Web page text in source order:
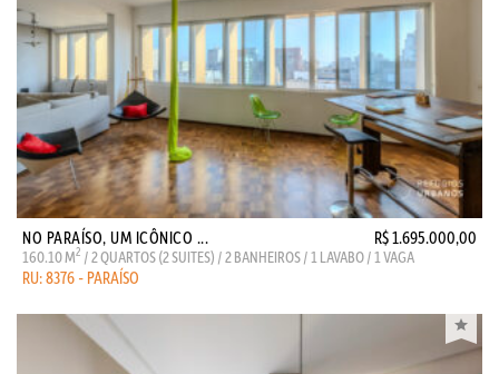
NO PARAÍSO, UM ICÔNICO ... R$ 1.695.000,00
160.10 M2 / 2 QUARTOS (2 SUITES) / 2 BANHEIROS / 1 LAVABO / 1 VAGA
RU: 8376 - PARAÍSO